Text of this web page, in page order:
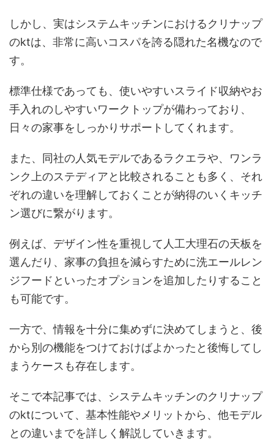
しかし、実はシステムキッチンにおけるクリナップ
のktは、非常に高いコスパを誇る隠れた名機なので
す。
標準仕様であっても、使いやすいスライド収納やお
手入れのしやすいワークトップが備わっており、
日々の家事をしっかりサポートしてくれます。
また、同社の人気モデルであるラクエラや、ワンラ
ンク上のステディアと比較されることも多く、それ
ぞれの違いを理解しておくことが納得のいくキッチ
ン選びに繋がります。
例えば、デザイン性を重視して人工大理石の天板を
選んだり、家事の負担を減らすために洗エールレン
ジフードといったオプションを追加したりすること
も可能です。
一方で、情報を十分に集めずに決めてしまうと、後
から別の機能をつけておけばよかったと後悔してし
まうケースも存在します。
そこで本記事では、システムキッチンのクリナップ
のktについて、基本性能やメリットから、他モデル
との違いまでを詳しく解説していきます。